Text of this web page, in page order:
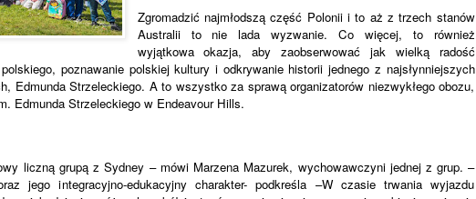
Zgromadzić najmłodszą część Polonii i to aż z trzech stanów
Australii to nie lada wyzwanie. Co więcej, to również
wyjątkowa okazja, aby zaobserwować jak wielką radość
poznawanie polskiej kultury i odkrywanie historii jednego z najsłynniejszych
Edmunda Strzeleckiego. A to wszystko za sprawą organizatorów niezwykłego obozu,
Edmunda Strzeleckiego w Endeavour Hills.
liczną grupą z Sydney – mówi Marzena Mazurek, wychowawczyni jednej z grup. –
jego integracyjno-edukacyjny charakter- podkreśla –W czasie trwania wyjazdu